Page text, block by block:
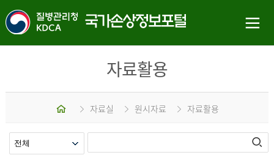
자료활용
홈 자료실 원시자료 자료활용